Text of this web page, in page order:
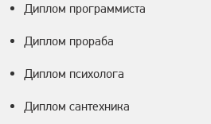
Диплом программиста
Диплом прораба
Диплом психолога
Диплом сантехника